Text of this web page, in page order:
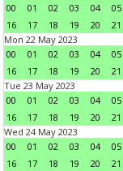
00
01 02 03 04 05
16
17 18 19 20 21
Mon 22 May 2023
00
01 02 03 04 05
16
17 18 19 20 21
Tue 23 May 2023
00
01 02 03 04 05
16
17 18 19 20 21
Wed 24 May 2023
00
01 02 03 04 05
16
17 18 19 20 21